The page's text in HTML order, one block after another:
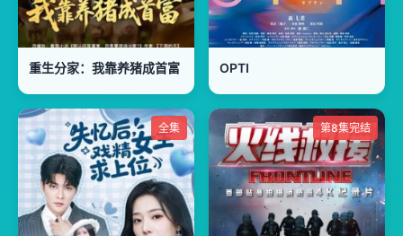
重生分家：我靠养猪成首富 OPTI
全集 第8集完结